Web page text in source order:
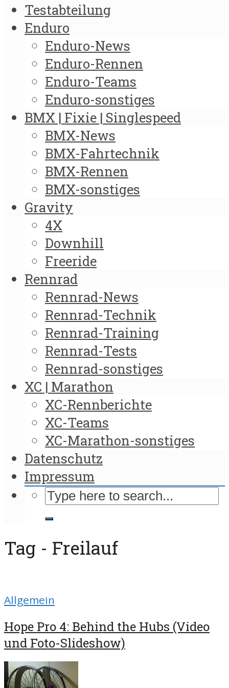
Testabteilung
Enduro
Enduro-News
Enduro-Rennen
Enduro-Teams
Enduro-sonstiges
BMX | Fixie | Singlespeed
BMX-News
BMX-Fahrtechnik
BMX-Rennen
BMX-sonstiges
Gravity
4X
Downhill
Freeride
Rennrad
Rennrad-News
Rennrad-Technik
Rennrad-Training
Rennrad-Tests
Rennrad-sonstiges
XC | Marathon
XC-Rennberichte
XC-Teams
XC-Marathon-sonstiges
Datenschutz
Impressum
Tag - Freilauf
Allgemein
Hope Pro 4: Behind the Hubs (Video
und Foto-Slideshow)